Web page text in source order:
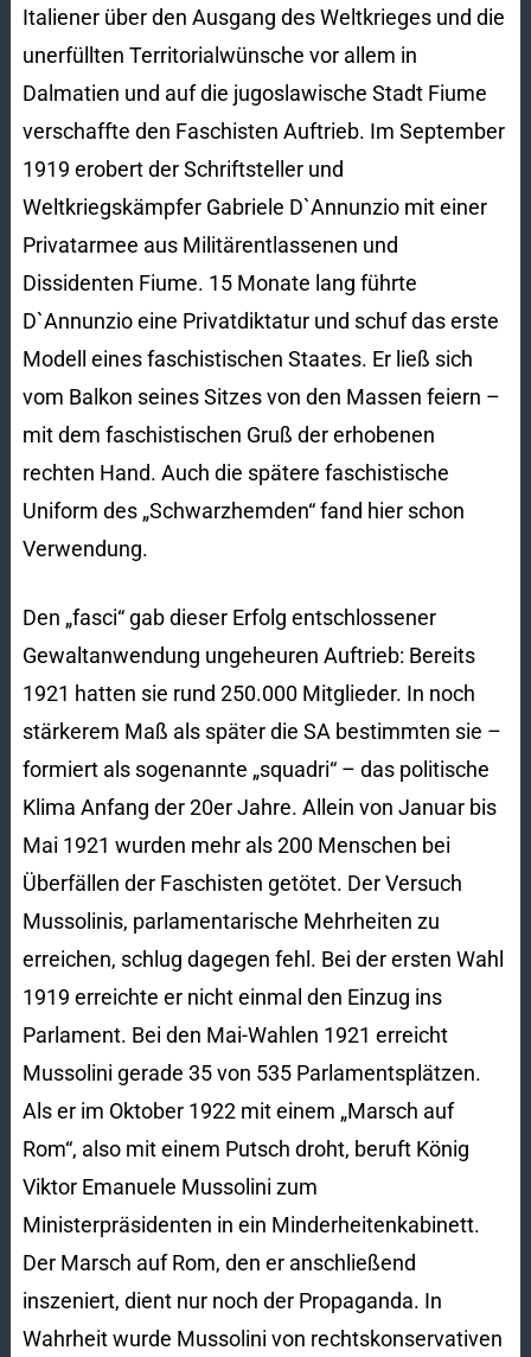
Italiener über den Ausgang des Weltkrieges und die
unerfüllten Territorialwünsche vor allem in
Dalmatien und auf die jugoslawische Stadt Fiume
verschaffte den Faschisten Auftrieb. Im September
1919 erobert der Schriftsteller und
Weltkriegskämpfer Gabriele D`Annunzio mit einer
Privatarmee aus Militärentlassenen und
Dissidenten Fiume. 15 Monate lang führte
D`Annunzio eine Privatdiktatur und schuf das erste
Modell eines faschistischen Staates. Er ließ sich
vom Balkon seines Sitzes von den Massen feiern –
mit dem faschistischen Gruß der erhobenen
rechten Hand. Auch die spätere faschistische
Uniform des „Schwarzhemden“ fand hier schon
Verwendung.
Den „fasci“ gab dieser Erfolg entschlossener
Gewaltanwendung ungeheuren Auftrieb: Bereits
1921 hatten sie rund 250.000 Mitglieder. In noch
stärkerem Maß als später die SA bestimmten sie –
formiert als sogenannte „squadri“ – das politische
Klima Anfang der 20er Jahre. Allein von Januar bis
Mai 1921 wurden mehr als 200 Menschen bei
Überfällen der Faschisten getötet. Der Versuch
Mussolinis, parlamentarische Mehrheiten zu
erreichen, schlug dagegen fehl. Bei der ersten Wahl
1919 erreichte er nicht einmal den Einzug ins
Parlament. Bei den Mai-Wahlen 1921 erreicht
Mussolini gerade 35 von 535 Parlamentsplätzen.
Als er im Oktober 1922 mit einem „Marsch auf
Rom“, also mit einem Putsch droht, beruft König
Viktor Emanuele Mussolini zum
Ministerpräsidenten in ein Minderheitenkabinett.
Der Marsch auf Rom, den er anschließend
inszeniert, dient nur noch der Propaganda. In
Wahrheit wurde Mussolini von rechtskonservativen